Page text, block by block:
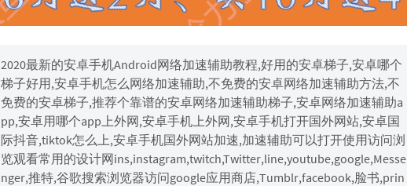
2020最新的安卓手机Android网络加速辅助教程,好用的安卓梯子,安卓哪个
梯子好用,安卓手机怎么网络加速辅助,不免费的安卓网络加速辅助方法,不
免费的安卓梯子,推荐个靠谱的安卓网络加速辅助梯子,安卓网络加速辅助a
pp,安卓用哪个app上外网,安卓手机上外网,安卓手机打开国外网站,安卓国
际抖音,tiktok怎么上,安卓手机国外网站加速,加速辅助可以打开使用访问浏
览观看常用的设计网ins,instagram,twitch,Twitter,line,youtube,google,Messe
nger,推特,谷歌搜索浏览器访问google应用商店,Tumblr,facebook,脸书,prin